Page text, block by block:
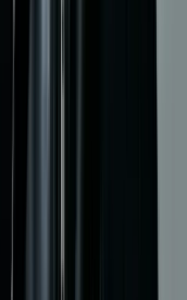
dokular ve
şık ve zamansız
veya vurgu